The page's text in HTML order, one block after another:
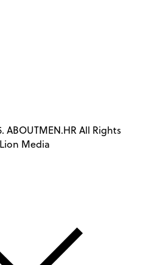
ABOUTMEN.HR All Rights
Lion Media